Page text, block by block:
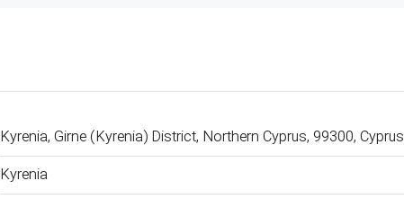
Kyrenia, Girne (Kyrenia) District, Northern Cyprus, 99300, Cyprus
Kyrenia